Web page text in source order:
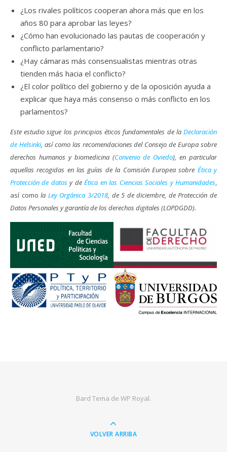
¿Los rivales políticos cooperan ahora más que en los
años 80 para aprobar las leyes?
¿Cómo han evolucionado las pautas de cooperación y
conflicto parlamentario?
¿Hay cámaras más consensualistas mientras otras
tienden más hacia el conflicto?
¿El color político del gobierno y de la oposición ayuda a
explicar que haya más consenso o más conflicto en los
parlamentos?
Este estudio sigue los principios éticos fundamentales de la Declaración
de Helsinki, así como las recomendaciones del Consejo de Europa sobre
derechos humanos y biomedicina (Convenio de Oviedo), en particular
aquellas recogidas en las guías de la Comisión Europea sobre Ética y
Protección de datosy deÉtica en las Ciencias Sociales y Humanidades,
así como la Ley Orgánica 3/2018, de 5 de diciembre, de Protección de
Datos Personales y garantía de los derechos digitales (LOPDGDD).
Bard Tema de WP Royal.
VOLVER ARRIBA